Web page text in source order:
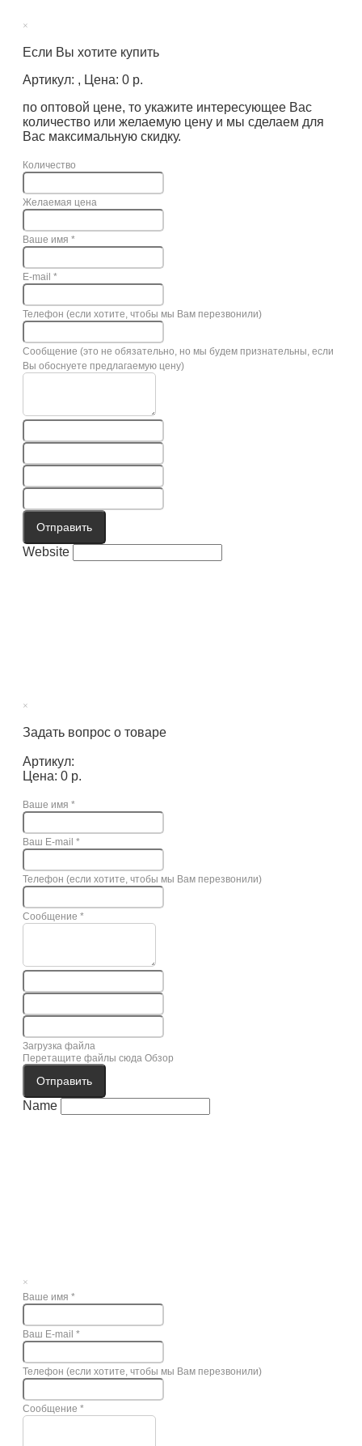
×
Если Вы хотите купить
Артикул: , Цена: 0 р.
по оптовой цене, то укажите интересующее Вас
количество или желаемую цену и мы сделаем для
Вас максимальную скидку.
Количество
Желаемая цена
Ваше имя *
E-mail *
Телефон (если хотите, чтобы мы Вам перезвонили)
Сообщение (это не обязательно, но мы будем признательны, если
Вы обоснуете предлагаемую цену)
Отправить
Website
×
Задать вопрос о товаре
Артикул:
Цена: 0 р.
Ваше имя *
Ваш E-mail *
Телефон (если хотите, чтобы мы Вам перезвонили)
Сообщение *
Загрузка файла
Перетащите файлы сюда Обзор
Отправить
Name
×
Ваше имя *
Ваш E-mail *
Телефон (если хотите, чтобы мы Вам перезвонили)
Сообщение *